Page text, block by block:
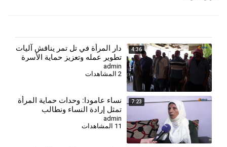
4:36
دار المرأة في تل تمر يناقش آليات
تطوير عمله وتعزيز حماية الأسرة
والمجتمع
admin
2 المشاهدات
7:23
⁣نساء عامودا: وحدات حماية المرأة
تمثل إرادة النساء ونطالب
بالاعتراف بها في الدستور
السوري
admin
11 المشاهدات